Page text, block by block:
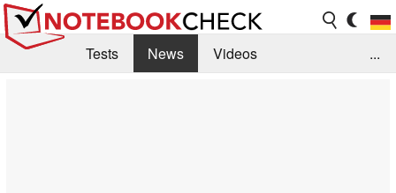
Tests News
Videos
...